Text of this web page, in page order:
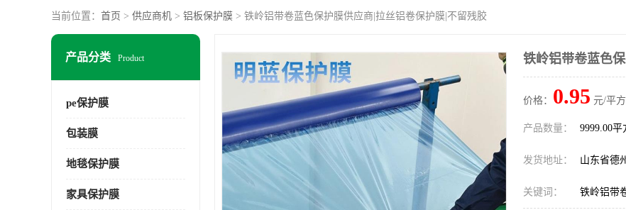
当前位置： 首页 > 供应商机 > 铝板保护膜 > 铁岭铝带卷蓝色保护膜供应商|拉丝铝卷保护膜|不留残胶
产品分类 Product
pe保护膜
包装膜
地毯保护膜
家具保护膜
铁岭铝带卷蓝色
价格： 0.95 元/平
产品数量： 9999.00平
发货地址： 山东省德
关键词： 铁岭铝带